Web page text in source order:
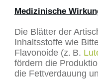
Medizinische
Die Blätter der
Inhaltsstoffe wie
Flavonoide (z. B.
fördern die
die Fettverdauung